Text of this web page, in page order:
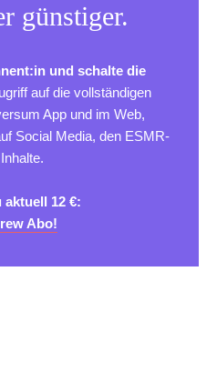
günstiger.
und schalte die
auf die vollständigen
App und im Web,
Social Media, den ESMR-
12 €:
Abo!